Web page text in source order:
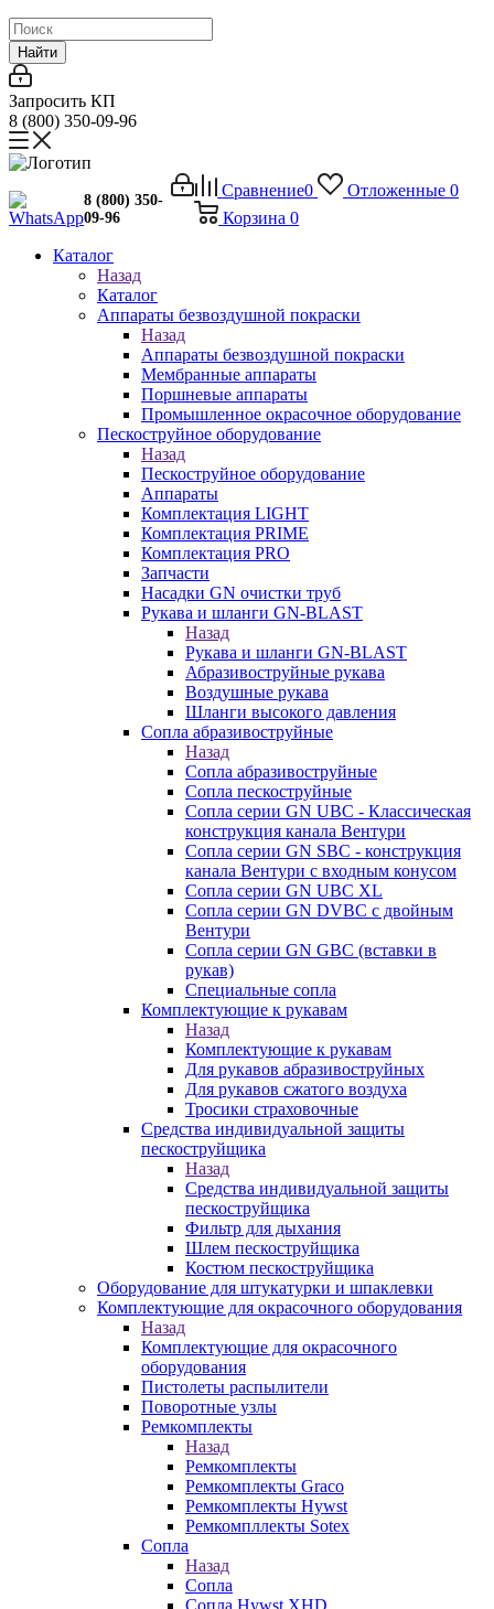
Найти
Запросить КП
8 (800) 350-09-96
Сравнение0 Отложенные 0
Корзина 0
8 (800) 350-
09-96
Каталог
Назад
Каталог
Аппараты безвоздушной покраски
Назад
Аппараты безвоздушной покраски
Мембранные аппараты
Поршневые аппараты
Промышленное окрасочное оборудование
Пескоструйное оборудование
Назад
Пескоструйное оборудование
Аппараты
Комплектация LIGHT
Комплектация PRIME
Комплектация PRO
Запчасти
Насадки GN очистки труб
Рукава и шланги GN-BLAST
Назад
Рукава и шланги GN-BLAST
Абразивоструйные рукава
Воздушные рукава
Шланги высокого давления
Сопла абразивоструйные
Назад
Сопла абразивоструйные
Сопла пескоструйные
Сопла серии GN UBC - Классическая
конструкция канала Вентури
Сопла серии GN SBC - конструкция
канала Вентури c входным конусом
Сопла серии GN UBC XL
Сопла серии GN DVBC с двойным
Вентури
Сопла серии GN GBC (вставки в
рукав)
Специальные сопла
Комплектующие к рукавам
Назад
Комплектующие к рукавам
Для рукавов абразивоструйных
Для рукавов сжатого воздуха
Тросики страховочные
Средства индивидуальной защиты
пескоструйщика
Назад
Средства индивидуальной защиты
пескоструйщика
Фильтр для дыхания
Шлем пескоструйщика
Костюм пескоструйщика
Оборудование для штукатурки и шпаклевки
Комплектующие для окрасочного оборудования
Назад
Комплектующие для окрасочного
оборудования
Пистолеты распылители
Поворотные узлы
Ремкомплекты
Назад
Ремкомплекты
Ремкомплекты Graco
Ремкомплекты Hywst
Ремкомпллекты Sotex
Сопла
Назад
Сопла
Сопла Hywst XHD